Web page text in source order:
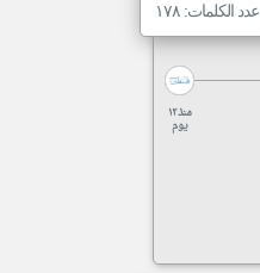
عدد الكلمات: ١٧٨
منذ ١٢
يوم